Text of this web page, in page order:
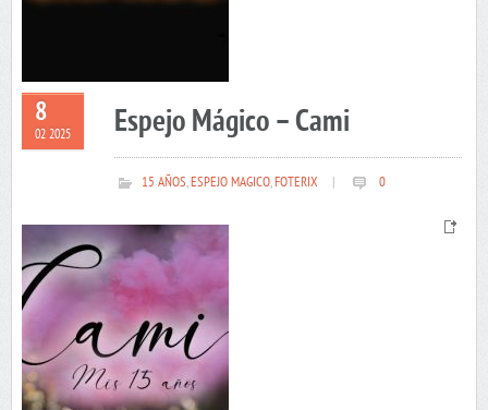
8
02 2025 Espejo Mágico – Cami
15 AÑOS,ESPEJO MAGICO,FOTERIX 0